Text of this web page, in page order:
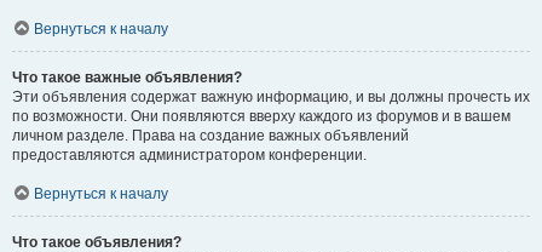
Вернуться к началу
Что такое важные объявления?
Эти объявления содержат важную информацию, и вы должны прочесть их
по возможности. Они появляются вверху каждого из форумов и в вашем
личном разделе. Права на создание важных объявлений
предоставляются администратором конференции.
Вернуться к началу
Что такое объявления?